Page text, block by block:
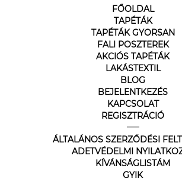
FŐOLDAL
TAPÉTÁK
TAPÉTÁK GYORSAN
FALI POSZTEREK
AKCIÓS TAPÉTÁK
LAKÁSTEXTIL
BLOG
BEJELENTKEZÉS
KAPCSOLAT
REGISZTRÁCIÓ
ÁLTALÁNOS SZERZŐDÉSI
ADETVÉDELMI
KÍVÁNSÁGLISTÁM
GYIK